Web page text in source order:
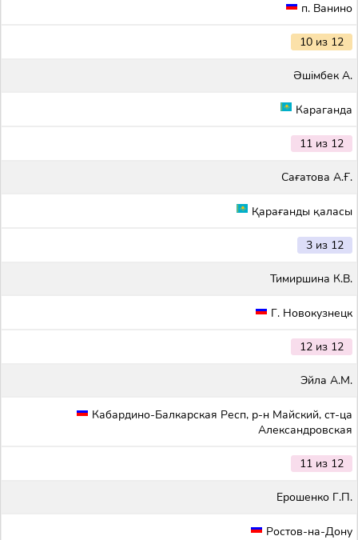
п. Ванино
10 из 12
Әшімбек А.
Караганда
11 из 12
Сағатова А.Ғ.
Қарағанды қаласы
3 из 12
Тимиршина К.В.
Г. Новокузнецк
12 из 12
Эйла А.М.
Кабардино-Балкарская Респ, р-н Майский, ст-ца
Александровская
11 из 12
Ерошенко Г.П.
Ростов-на-Дону